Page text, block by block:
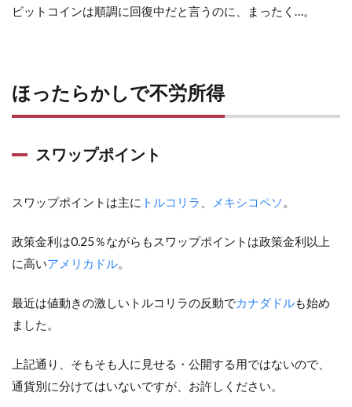
ビットコインは順調に回復中だと言うのに、まったく…。
ほったらかしで不労所得
スワップポイント
スワップポイントは主に トルコリラ メキシコペソ 。
政策金利は0.25％ながらもスワップポイントは政策金利以上
に高いアメリカドル。
最近は値動きの激しいトルコリラの反動でカナダドルも始め
ました。
上記通り、そもそも人に見せる・公開する用ではないので、
通貨別に分けてはいないですが、お許しください。